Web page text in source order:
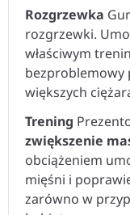
Rozgrzewka
rozgrzewki.
właściwym
bezproblemowy
większych
Trening
zwiększenie
obciążeniem
mięśni i
zarówno w